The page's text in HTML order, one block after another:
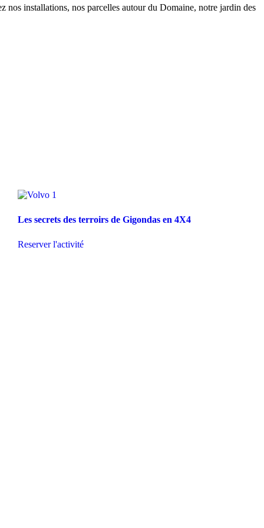
nos installations, nos parcelles autour du Domaine, notre jardin des
Les secrets des terroirs de Gigondas en 4X4
Reserver l'activité